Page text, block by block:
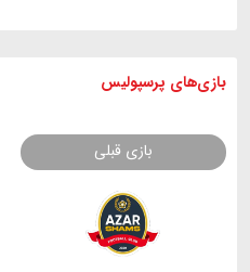
بازی های پرسپولیس
بازی قبلی